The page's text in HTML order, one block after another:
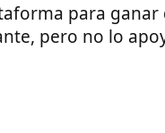
para
pero no lo